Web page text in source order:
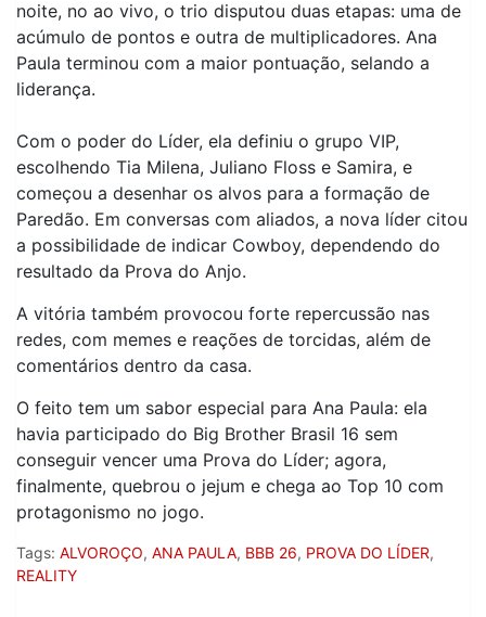
noite, no ao vivo, o trio disputou duas etapas: uma de
acúmulo de pontos e outra de multiplicadores. Ana
Paula terminou com a maior pontuação, selando a
liderança.
Com o poder do Líder, ela definiu o grupo VIP,
escolhendo Tia Milena, Juliano Floss e Samira, e
começou a desenhar os alvos para a formação de
Paredão. Em conversas com aliados, a nova líder citou
a possibilidade de indicar Cowboy, dependendo do
resultado da Prova do Anjo.
A vitória também provocou forte repercussão nas
redes, com memes e reações de torcidas, além de
comentários dentro da casa.
O feito tem um sabor especial para Ana Paula: ela
havia participado do Big Brother Brasil 16 sem
conseguir vencer uma Prova do Líder; agora,
finalmente, quebrou o jejum e chega ao Top 10 com
protagonismo no jogo.
Tags: ALVOROÇO, ANA PAULA, BBB 26, PROVA DO LÍDER,
REALITY